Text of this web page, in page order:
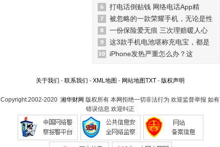
打电话倒贴钱 网络电话App精
被忽略的一款荣耀手机，无论是性
一份保险爱无痕 三次理赔暖人心
这3款手机电池堪称充电宝，都是
iPhone发热严重怎么办？这
关于我们 - 联系我们 - XML地图 - 网站地图TXT- 版权声明
Copyright.2002-2020 湘华财网 版权所有 本网拒绝一切非法行为 欢迎监督举报 如有
错误信息 欢迎纠正